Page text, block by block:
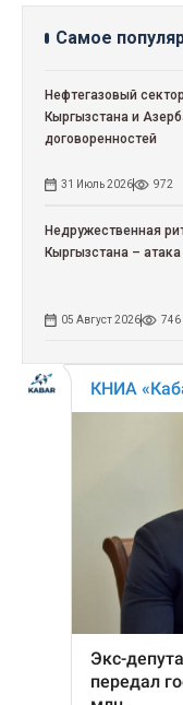
Самое
Нефтегазовый
Кыргызстана и
договоренностей
31 Июль 2026 972
Недружественная
Кыргызстана –
05 Август 2026 746